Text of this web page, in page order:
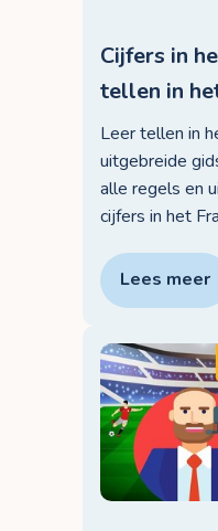
Cijfers in
tellen in
Leer tellen in
uitgebreide
alle regels en
cijfers in het
Lees meer